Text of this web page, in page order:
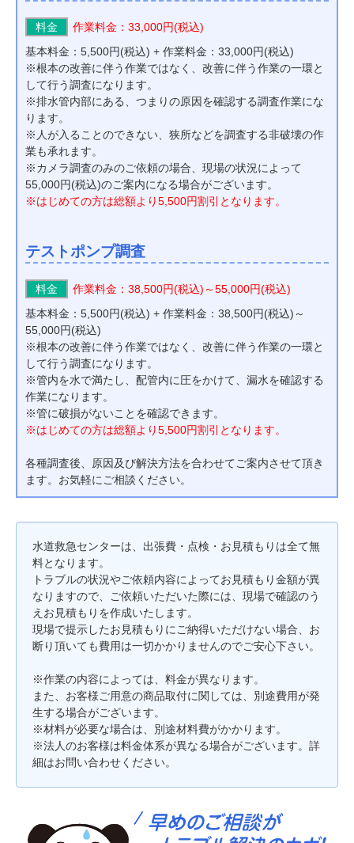
料金
作業料金：33,000円(税込)
基本料金：5,500円(税込) + 作業料金：33,000円(税込)
※根本の改善に伴う作業ではなく、改善に伴う作業の一環と
して行う調査になります。
※排水管内部にある、つまりの原因を確認する調査作業にな
ります。
※人が入ることのできない、狭所などを調査する非破壊の作
業も承れます。
※カメラ調査のみのご依頼の場合、現場の状況によって
55,000円(税込)のご案内になる場合がございます。
※はじめての方は総額より5,500円割引となります。
テストポンプ調査
料金
作業料金：38,500円(税込)～55,000円(税込)
基本料金：5,500円(税込) + 作業料金：38,500円(税込)～
55,000円(税込)
※根本の改善に伴う作業ではなく、改善に伴う作業の一環と
して行う調査になります。
※管内を水で満たし、配管内に圧をかけて、漏水を確認する
作業になります。
※管に破損がないことを確認できます。
※はじめての方は総額より5,500円割引となります。
各種調査後、原因及び解決方法を合わせてご案内させて頂き
ます。お気軽にご相談ください。
水道救急センターは、出張費・点検・お見積もりは全て無
料となります。
トラブルの状況やご依頼内容によってお見積もり金額が異
なりますので、ご依頼いただいた際には、現場で確認のう
えお見積もりを作成いたします。
現場で提示したお見積もりにご納得いただけない場合、お
断り頂いても費用は一切かかりませんのでご安心下さい。
※作業の内容によっては、料金が異なります。
また、お客様ご用意の商品取付に関しては、別途費用が発
生する場合がございます。
※材料が必要な場合は、別途材料費がかかります。
※法人のお客様は料金体系が異なる場合がございます。詳
細はお問い合わせください。